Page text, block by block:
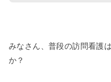
みなさん、普段の訪問看護
か？